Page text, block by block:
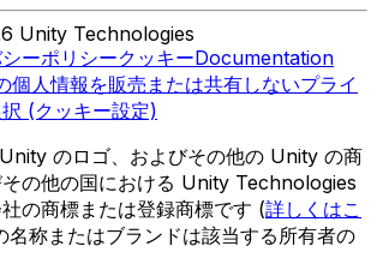
Unity Technologies
ーポリシークッキーDocumentation
個人情報を販売または共有しないプライ
(クッキー設定)
のロゴ、およびその他の Unity の商
の他の国における Unity Technologies
の商標または登録商標です (詳しくはこ
名称またはブランドは該当する所有者の